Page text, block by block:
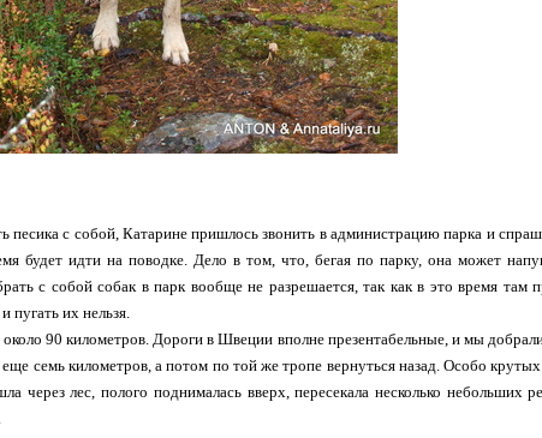
песика с собой, Катарине пришлось звонить в администрацию парка и
будет идти на поводке. Дело в том, что, бегая по парку, она может
с собой собак в парк вообще не разрешается, так как в это время там
пугать их нельзя.
90 километров. Дороги в Швеции вполне презентабельные, и мы
семь километров, а потом по той же тропе вернуться назад. Особо
через лес, полого поднималась вверх, пересекала несколько небольших